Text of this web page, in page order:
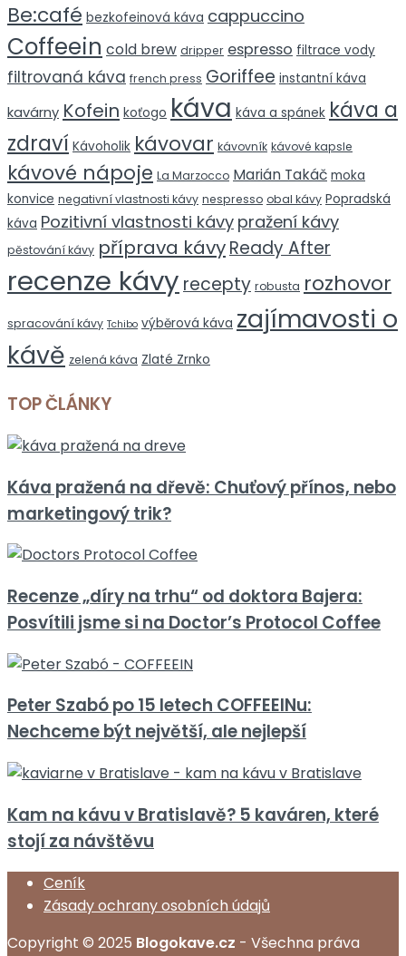
Be:café bezkofeinová káva cappuccino
Coffeein cold brew dripper espresso filtrace vody
filtrovaná káva french press Goriffee instantní káva
kavárny Kofein koťogo káva káva a spánek káva a
zdraví Kávoholik kávovar kávovník kávové kapsle
kávové nápoje La Marzocco Marián Takáč moka
konvice negativní vlastnosti kávy nespresso obal kávy Popradská
káva Pozitivní vlastnosti kávy pražení kávy
pěstování kávy příprava kávyReady After
recenze kávyrecepty robusta rozhovor
spracování kávy Tchibo výběrová káva zajímavosti o
kávě zelená káva Zlaté Zrnko
TOP ČLÁNKY
Káva pražená na dřevě: Chuťový přínos, nebo
marketingový trik?
Recenze „díry na trhu“ od doktora Bajera:
Posvítili jsme si na Doctor’s Protocol Coffee
Peter Szabó po 15 letech COFFEEINu:
Nechceme být největší, ale nejlepší
Kam na kávu v Bratislavě? 5 kaváren, které
stojí za návštěvu
Ceník
Zásady ochrany osobních údajů
Copyright © 2025 Blogokave.cz - Všechna práva